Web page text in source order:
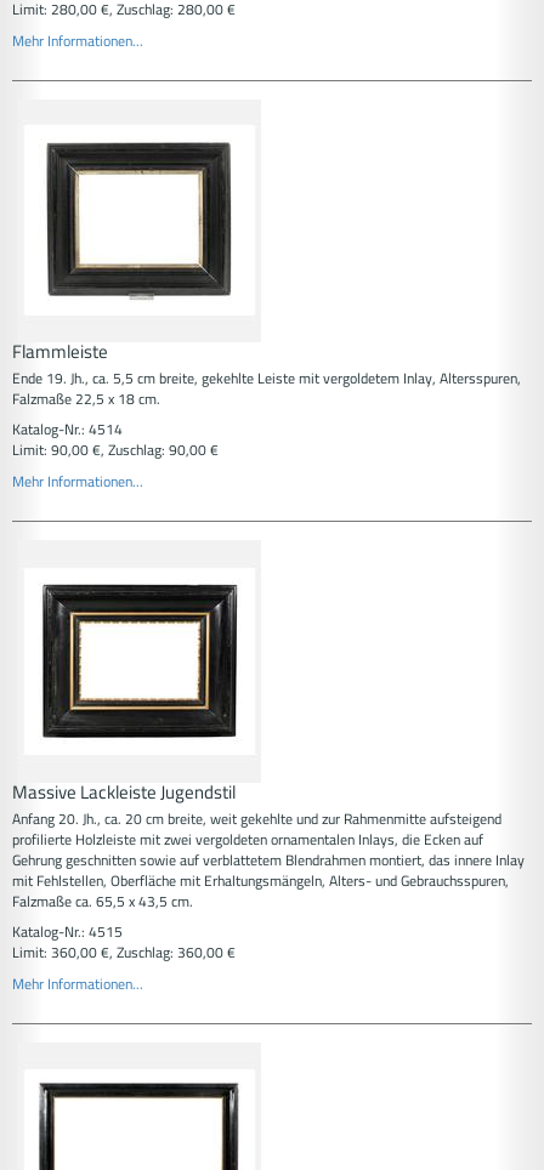
Limit: 280,00 €, Zuschlag: 280,00 €
Mehr Informationen...
Flammleiste
Ende 19. Jh., ca. 5,5 cm breite, gekehlte Leiste mit vergoldetem Inlay, Altersspuren,
Falzmaße 22,5 x 18 cm.
Katalog-Nr.: 4514
Limit: 90,00 €, Zuschlag: 90,00 €
Mehr Informationen...
Massive Lackleiste Jugendstil
Anfang 20. Jh., ca. 20 cm breite, weit gekehlte und zur Rahmenmitte aufsteigend
profilierte Holzleiste mit zwei vergoldeten ornamentalen Inlays, die Ecken auf
Gehrung geschnitten sowie auf verblattetem Blendrahmen montiert, das innere Inlay
mit Fehlstellen, Oberfläche mit Erhaltungsmängeln, Alters- und Gebrauchsspuren,
Falzmaße ca. 65,5 x 43,5 cm.
Katalog-Nr.: 4515
Limit: 360,00 €, Zuschlag: 360,00 €
Mehr Informationen...